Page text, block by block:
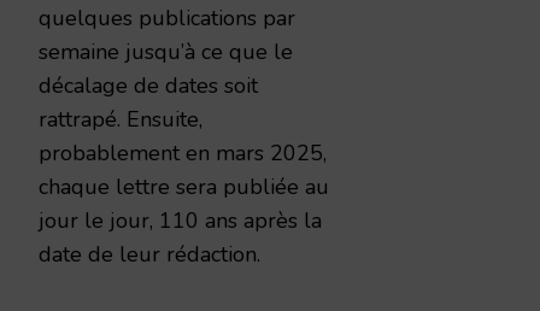
quelques publications par
semaine jusqu’à ce que le
décalage de dates soit
rattrapé. Ensuite,
probablement en mars 2025,
chaque lettre sera publiée au
jour le jour, 110 ans après la
date de leur rédaction.